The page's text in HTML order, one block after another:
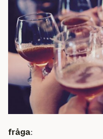
fråga: